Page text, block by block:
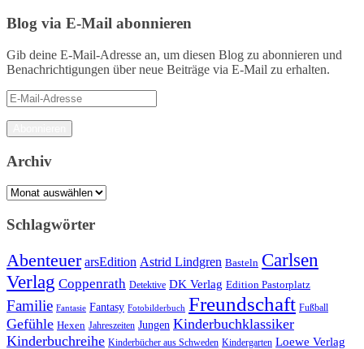
Blog via E-Mail abonnieren
Gib deine E-Mail-Adresse an, um diesen Blog zu abonnieren und
Benachrichtigungen über neue Beiträge via E-Mail zu erhalten.
E-
Mail-
Adresse
Archiv
Archiv
Schlagwörter
Abenteuer arsEdition Astrid Lindgren Basteln Carlsen
Verlag Coppenrath Detektive DK Verlag Edition Pastorplatz
Familie Fantasie Fantasy Fotobilderbuch Freundschaft Fußball
Gefühle Hexen Jahreszeiten Jungen Kinderbuchklassiker
Kinderbuchreihe Kinderbücher aus Schweden Kindergarten Loewe Verlag